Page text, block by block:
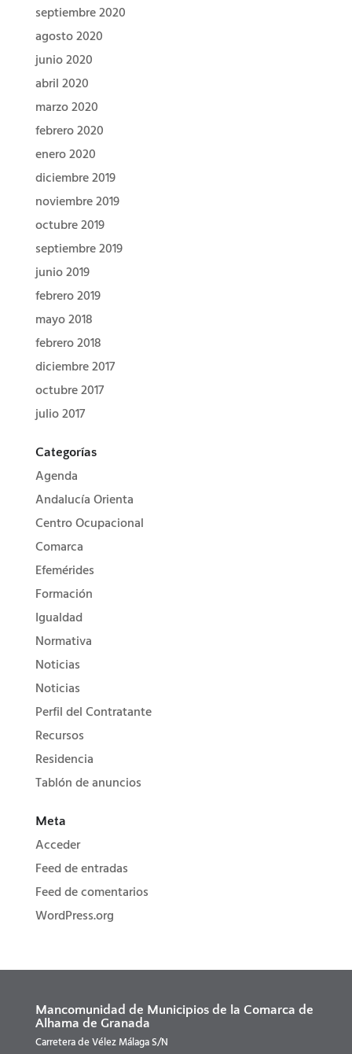
septiembre 2020
agosto 2020
junio 2020
abril 2020
marzo 2020
febrero 2020
enero 2020
diciembre 2019
noviembre 2019
octubre 2019
septiembre 2019
junio 2019
febrero 2019
mayo 2018
febrero 2018
diciembre 2017
octubre 2017
julio 2017
Categorías
Agenda
Andalucía Orienta
Centro Ocupacional
Comarca
Efemérides
Formación
Igualdad
Normativa
Noticias
Noticias
Perfil del Contratante
Recursos
Residencia
Tablón de anuncios
Meta
Acceder
Feed de entradas
Feed de comentarios
WordPress.org
Mancomunidad de Municipios de la Comarca de
Alhama de Granada
Carretera de Vélez Málaga S/N